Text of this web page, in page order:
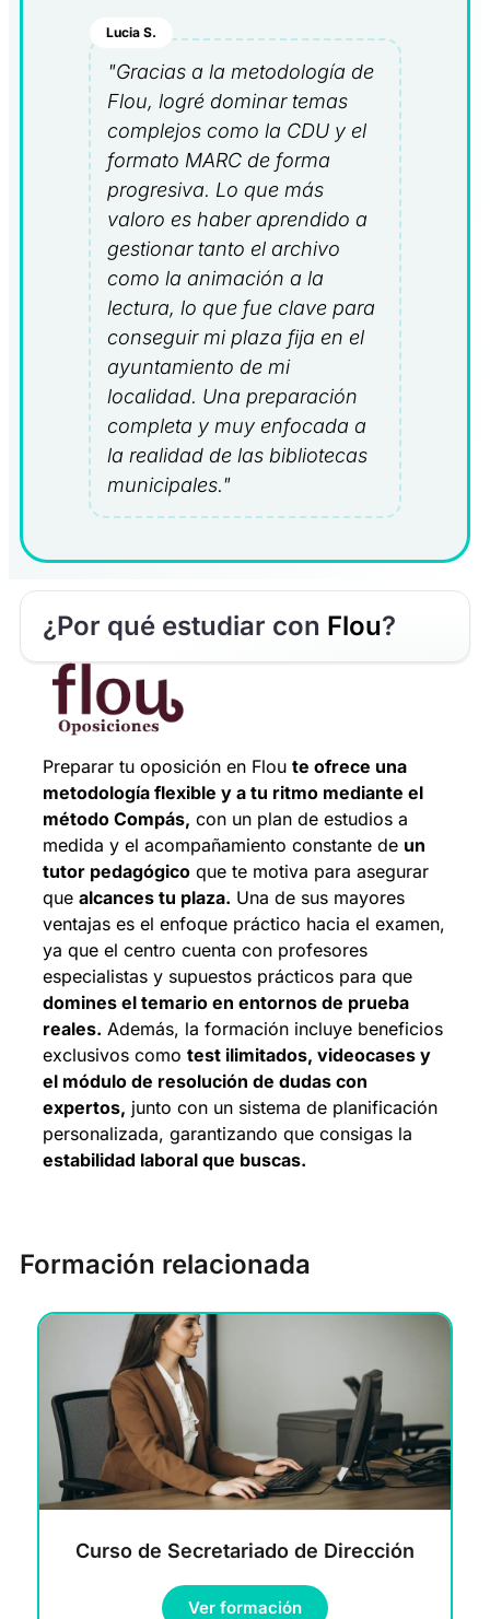
Lucia S.
"Gracias a la metodología de
Flou, logré dominar temas
complejos como la CDU y el
formato MARC de forma
progresiva. Lo que más
valoro es haber aprendido a
gestionar tanto el archivo
como la animación a la
lectura, lo que fue clave para
conseguir mi plaza fija en el
ayuntamiento de mi
localidad. Una preparación
completa y muy enfocada a
la realidad de las bibliotecas
municipales."
¿Por qué estudiar con Flou?
Preparar tu oposición en Flou te ofrece una
metodología flexible y a tu ritmo mediante el
método Compás, con un plan de estudios a
medida y el acompañamiento constante de un
tutor pedagógicoque te motiva para asegurar
que alcances tu plaza. Una de sus mayores
ventajas es el enfoque práctico hacia el examen,
ya que el centro cuenta con profesores
especialistas y supuestos prácticos para que
domines el temario en entornos de prueba
reales. Además, la formación incluye beneficios
exclusivos como test ilimitados, videocases y
el módulo de resolución de dudas con
expertos, junto con un sistema de planificación
personalizada, garantizando que consigas la
estabilidad laboral que buscas.
Formación relacionada
Curso de Secretariado de Dirección
Ver formación